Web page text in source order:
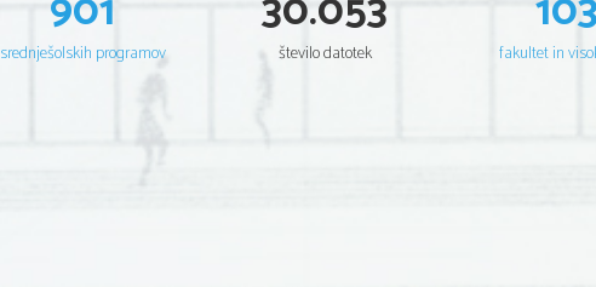
-Prva Botticellijeva dokumentirana slika
Trgovsko dvorano v Firencah
srednješolskih programov število datotek fakultet in